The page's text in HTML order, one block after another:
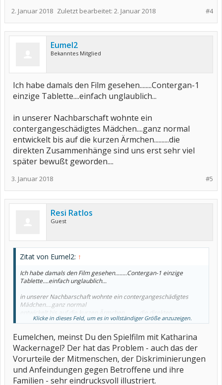
#4
2. Januar 2018 Zuletzt bearbeitet: 2. Januar 2018
Eumel2
Bekanntes Mitglied
Ich habe damals den Film gesehen........Contergan-1
einzige Tablette....einfach unglaublich...
in unserer Nachbarschaft wohnte ein
contergangeschädigtes Mädchen....ganz normal
entwickelt bis auf die kurzen Ärmchen..........die
direkten Zusammenhänge sind uns erst sehr viel
später bewußt geworden....
#5
3. Januar 2018
Resi Ratlos
Guest
Zitat von Eumel2: ↑
Ich habe damals den Film gesehen........Contergan-1 einzige
Tablette....einfach unglaublich...
in unserer Nachbarschaft wohnte ein contergangeschädigtes
Mädchen....ganz normal
entwickelt bis auf die kurzen Ärmchen..........die direkten
Zusammenhänge sind uns erst sehr viel
Klicke in dieses Feld, um es in vollständiger Größe anzuzeigen.
Eumelchen, meinst Du den Spielfilm mit Katharina
Wackernagel? Der hat das Problem - auch das der
Vorurteile der Mitmenschen, der Diskriminierungen
und Anfeindungen gegen Betroffene und ihre
Familien - sehr eindrucksvoll illustriert.